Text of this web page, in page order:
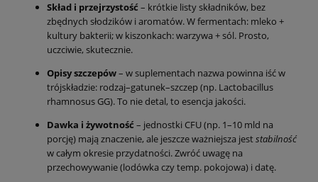
Skład i przejrzystość – krótkie listy składników, bez
zbędnych słodzików i aromatów. W fermentach: mleko +
kultury bakterii; w kiszonkach: warzywa + sól. Prosto,
uczciwie, skutecznie.
Opisy szczepów– w suplementach nazwa powinna iść w
trójskładzie: rodzaj–gatunek–szczep (np. Lactobacillus
rhamnosus GG). To nie detal, to esencja jakości.
Dawka i żywotność – jednostki CFU (np. 1–10 mld na
porcję) mają znaczenie, ale jeszcze ważniejsza jeststabilność
w całym okresie przydatności. Zwróć uwagę na
przechowywanie (lodówka czy temp. pokojowa) i datę.